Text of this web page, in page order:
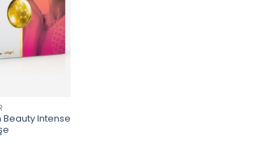
Intense